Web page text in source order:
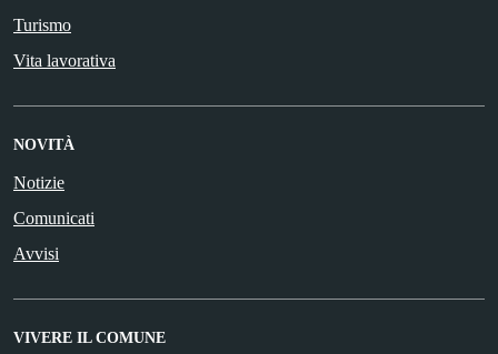
Turismo
Vita lavorativa
NOVITÀ
Notizie
Comunicati
Avvisi
VIVERE IL COMUNE